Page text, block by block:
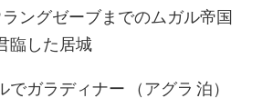
ングゼーブまでのムガル帝国
臨した居城
でガラディナー （アグラ 泊）